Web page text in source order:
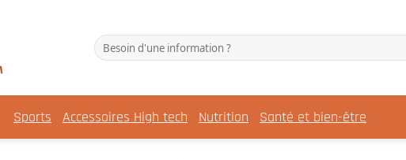
Sports Accessoires High tech Nutrition Santé et bien-être